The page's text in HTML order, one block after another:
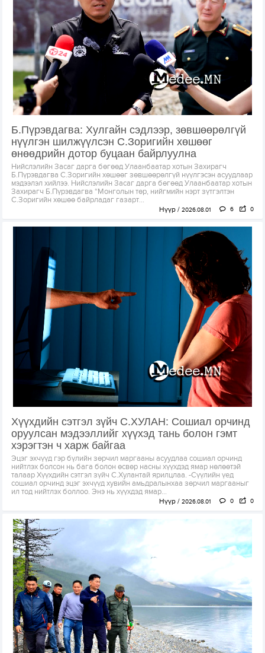
Б.Пүрэвдагва: Хулгайн сэдлээр, зөвшөөрөлгүй
нүүлгэн шилжүүлсэн С.Зоригийн хөшөөг
өнөөдрийн дотор буцаан байрлуулна
Нийслэлийн Засаг дарга бөгөөд Улаанбаатар хотын Захирагч
Б.Пүрэвдагва С.Зоригийн хөшөөг зөвшөөрөлгүй нүүлгэсэн асуудлаар
мэдээлэл хийлээ. Нийслэлийн Засаг дарга бөгөөд Улаанбаатар хотын
Захирагч Б.Пүрэвдагва “Монголын төр, нийгмийн нэрт зүтгэлтэн
С.Зоригийн хөшөө байрладаг газарт...
Нүүр 2026.08.01 6 0
Хүүхдийн сэтгэл зүйч С.ХУЛАН: Сошиал орчинд
оруулсан мэдээллийг хүүхэд тань болон гэмт
хэрэгтэн ч харж байгаа
Эцэг эхчүүд гэр бүлийн зөрчил маргааны асуудлаа сошиал орчинд
нийтлэх болсон нь бага болон өсвөр насны хүүхдэд ямар нөлөөтэй
талаар Хүүхдийн сэтгэл зүйч С.Хулантай ярилцлаа. -Сүүлийн үед
сошиал орчинд эцэг эхчүүд хувийн амьдралынхаа зөрчил маргааныг
ил тод нийтлэх боллоо. Энэ нь хүүхдэд ямар...
Нүүр 2026.08.01 0 0